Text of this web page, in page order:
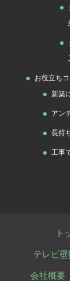
お役立ち
新築
アン
長持
工事
ト
テレビ
会社概要